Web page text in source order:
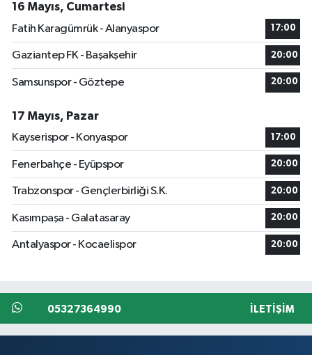
16 Mayıs, Cumartesi
Fatih Karagümrük - Alanyaspor
17:00
Gaziantep FK - Başakşehir 20:00
Samsunspor - Göztepe 20:00
17 Mayıs, Pazar
Kayserispor - Konyaspor
17:00
Fenerbahçe - Eyüpspor 20:00
Trabzonspor - Gençlerbirliği S.K. 20:00
Kasımpaşa - Galatasaray 20:00
Antalyaspor - Kocaelispor 20:00
05327364990 İLETIŞIM